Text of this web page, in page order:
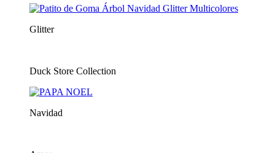
Glitter
Duck Store Collection
Navidad